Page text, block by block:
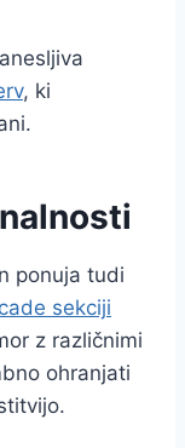
, ki
ponuja tudi
sekciji
z različnimi
ohranjati